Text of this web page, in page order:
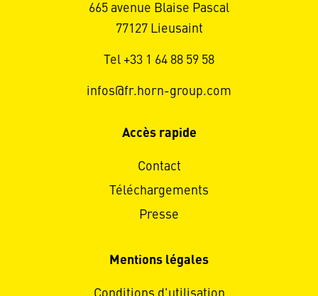
665 avenue Blaise Pascal
77127 Lieusaint
Tel +33 1 64 88 59 58
infos@fr.horn-group.com
Accès rapide
Contact
Téléchargements
Presse
Mentions légales